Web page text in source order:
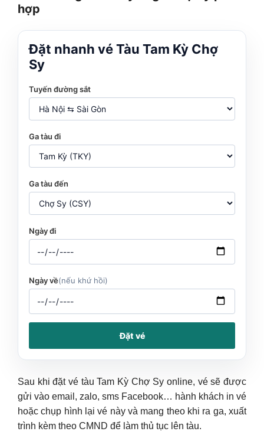
hợp
Đặt nhanh vé Tàu Tam Kỳ Chợ
Sy
Tuyến đường sắt
Ga tàu đi
Ga tàu đến
Ngày đi
Ngày về(nếu khứ hồi)
Đặt vé
Sau khi đặt vé tàu Tam Kỳ Chợ Sy online, vé sẽ được
gửi vào email, zalo, sms Facebook… hành khách in vé
hoặc chụp hình lại vé này và mang theo khi ra ga, xuất
trình kèm theo CMND để làm thủ tục lên tàu.